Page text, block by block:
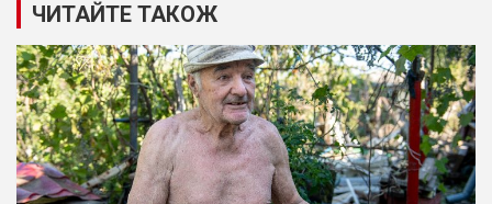
ЧИТАЙТЕ ТАКОЖ